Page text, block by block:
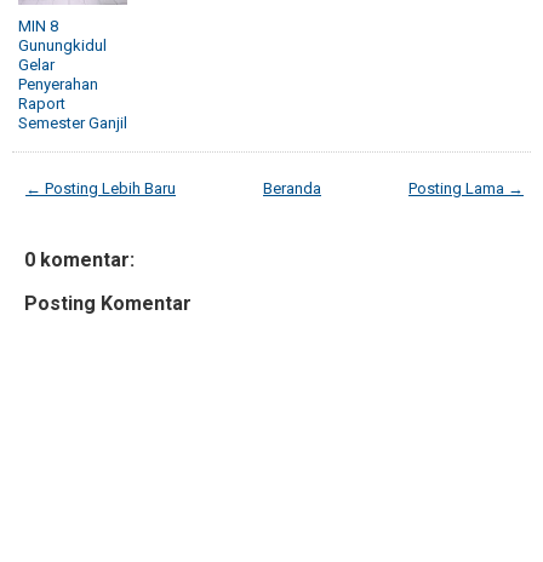
MIN 8
Gunungkidul
Gelar
Penyerahan
Raport
Semester Ganjil
← Posting Lebih Baru Posting Lama →
Beranda
0 komentar:
Posting Komentar